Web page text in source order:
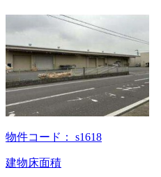
物件コード： s1618
建物床面積